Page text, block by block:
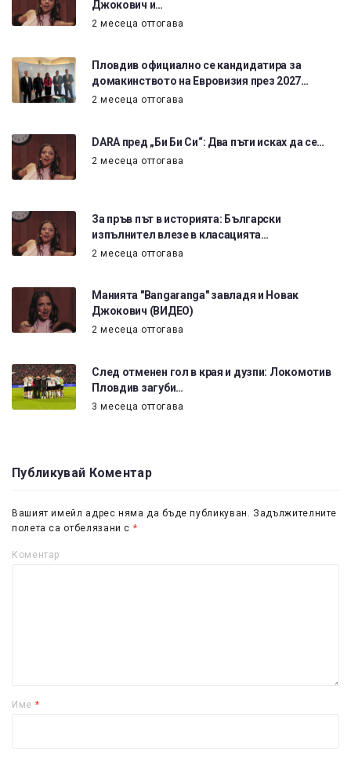
Джокович и…
2 месеца оттогава
Пловдив официално се кандидатира за
домакинството на Евровизия през 2027…
2 месеца оттогава
DARA пред „Би Би Си“: Два пъти исках да се…
2 месеца оттогава
За пръв път в историята: Български
изпълнител влезе в класацията…
2 месеца оттогава
Манията "Bangaranga" завладя и Новак
Джокович (ВИДЕО)
2 месеца оттогава
След отменен гол в края и дузпи: Локомотив
Пловдив загуби…
3 месеца оттогава
Публикувай Коментар
Вашият имейл адрес няма да бъде публикуван. Задължителните
полета са отбелязани с *
Коментар
Име *